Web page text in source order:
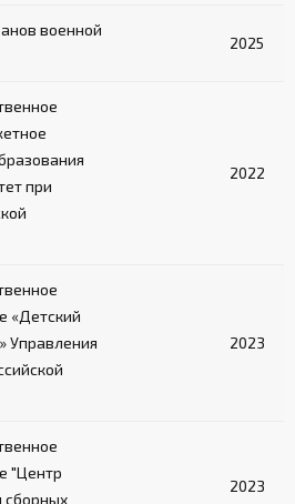
военной
2025
при
2022
«Детский
Управления
2023
"Центр
сборных
2023